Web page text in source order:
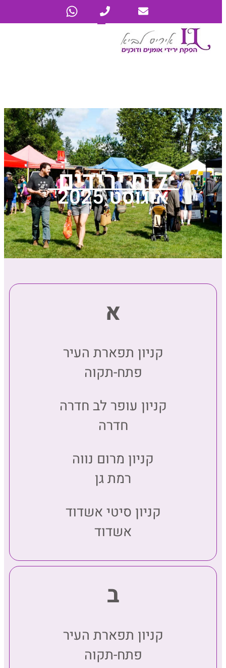
לוח ירידים
אוגוסט 2025
א
קניון תפארת העיר
פתח-תקוה
קניון עופר לב חדרה
חדרה
קניון מרום נווה
רמת גן
קניון סיטי אשדוד
אשדוד
ב
קניון תפארת העיר
פתח-תקוה